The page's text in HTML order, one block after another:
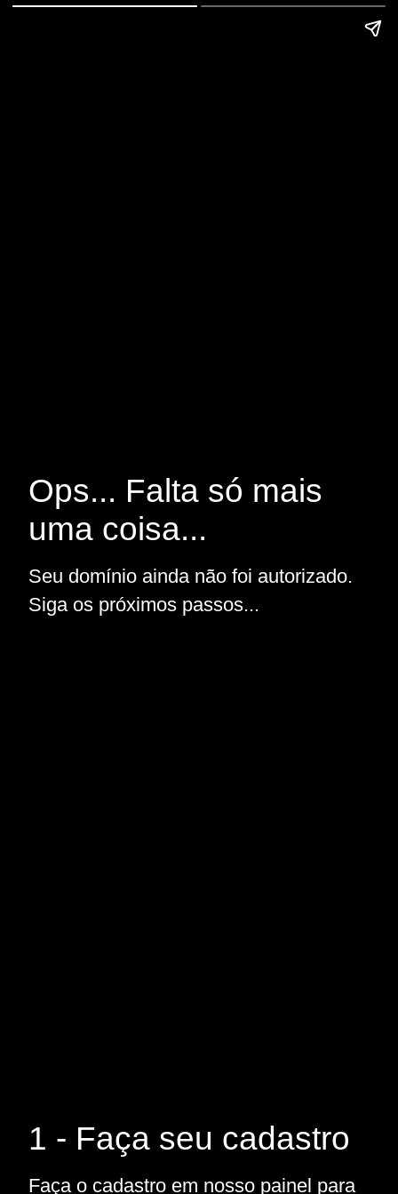
Ops... Falta só mais
uma coisa...
Seu domínio ainda não foi autorizado.
Siga os próximos passos...
1 - Faça seu cadastro
Faça o cadastro em nosso painel para